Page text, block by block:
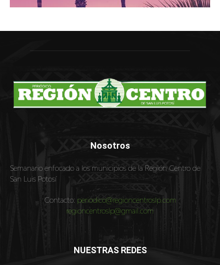
Nosotros
Semanario enfocado a los municipios de la Región Centro de
San Luis Potosí
Contacto: periodico@regioncentroslp.com
regioncentroslp@gmail.com
NUESTRAS REDES